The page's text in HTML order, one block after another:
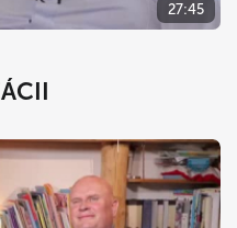
27:45